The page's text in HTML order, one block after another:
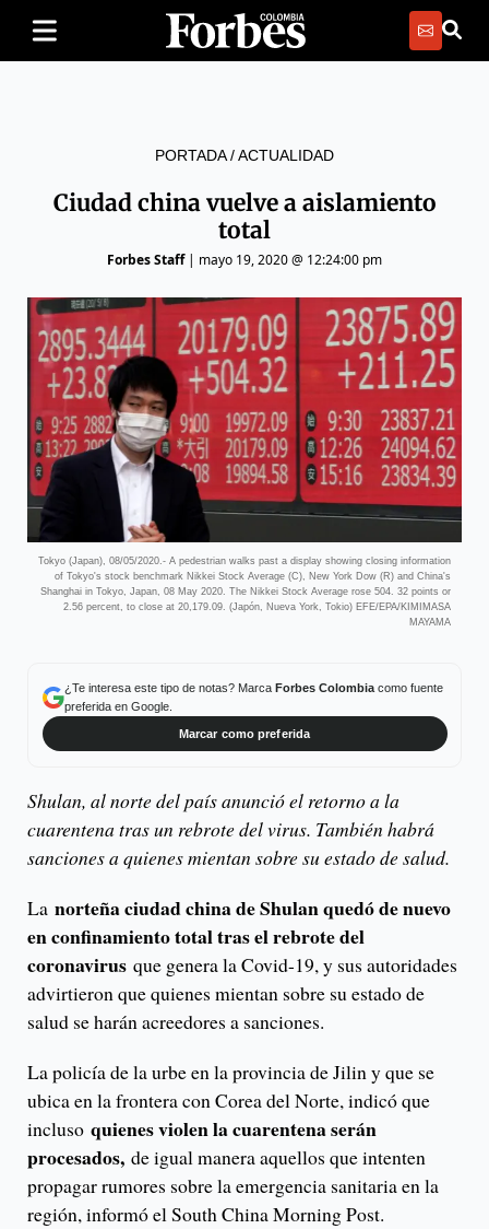
PORTADA/ACTUALIDAD
Ciudad china vuelve a aislamiento
total
Forbes Staff| mayo 19, 2020 @ 12:24:00 pm
Tokyo (Japan), 08/05/2020.- A pedestrian walks past a display showing closing information
of Tokyo's stock benchmark Nikkei Stock Average (C), New York Dow (R) and China's
Shanghai in Tokyo, Japan, 08 May 2020. The Nikkei Stock Average rose 504. 32 points or
2.56 percent, to close at 20,179.09. (Japón, Nueva York, Tokio) EFE/EPA/KIMIMASA
MAYAMA
¿Te interesa este tipo de notas? Marca Forbes Colombiacomo fuente
preferida en Google.
Marcar como preferida
Shulan, al norte del país anunció el retorno a la
cuarentena tras un rebrote del virus. También habrá
sanciones a quienes mientan sobre su estado de salud.
La norteña ciudad china de Shulan quedó de nuevo
en confinamiento total tras el rebrote del
coronavirus que genera la Covid-19, y sus autoridades
advirtieron que quienes mientan sobre su estado de
salud se harán acreedores a sanciones.
La policía de la urbe en la provincia de Jilin y que se
ubica en la frontera con Corea del Norte, indicó que
incluso quienes violen la cuarentena serán
procesados, de igual manera aquellos que intenten
propagar rumores sobre la emergencia sanitaria en la
región, informó el South China Morning Post.